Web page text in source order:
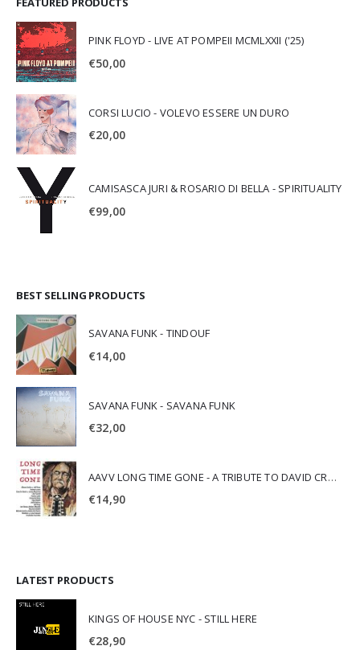
PINK FLOYD - LIVE AT POMPEII MCMLXXII ('25)
€50,00
CORSI LUCIO - VOLEVO ESSERE UN DURO
€20,00
CAMISASCA JURI & ROSARIO DI BELLA - SPIRITUALITY
€99,00
BEST SELLING PRODUCTS
SAVANA FUNK - TINDOUF
€14,00
SAVANA FUNK - SAVANA FUNK
€32,00
AAVV LONG TIME GONE - A TRIBUTE TO DAVID CROSBY
€14,90
LATEST PRODUCTS
KINGS OF HOUSE NYC - STILL HERE
€28,90